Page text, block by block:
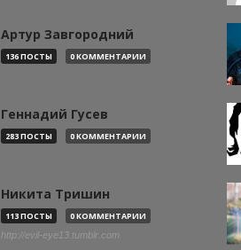
Артур Завгородний
136 ПОСТЫ 0 КОММЕНТАРИИ
Геннадий Гусев
283 ПОСТЫ 0 КОММЕНТАРИИ
Никита Тришин
113 ПОСТЫ 0 КОММЕНТАРИИ
http://evil-eye13.tumblr.com